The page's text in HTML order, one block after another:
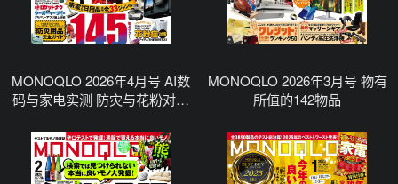
MONOQLO 2026年4月号 AI数
码与家电实测 防灾与花粉对策
MONOQLO 2026年3月号 物有
所值的142物品